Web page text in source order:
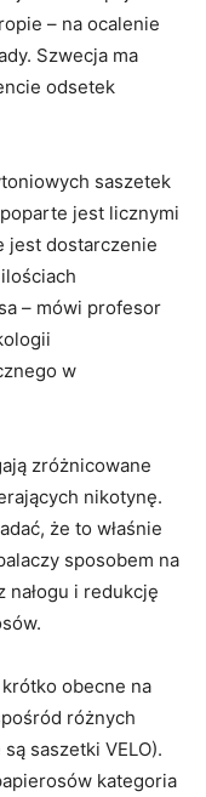
– na ocalenie
Szwecja ma
odsetek
saszetek
jest licznymi
jest dostarczenie
– mówi profesor
w
zróżnicowane
nikotynę.
że to właśnie
sposobem na
i redukcję
obecne na
różnych
saszetki VELO).
kategoria